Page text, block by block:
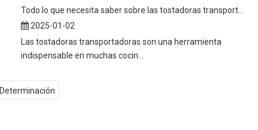
Todo lo que necesita saber sobre las tostadoras transportadoras
2025-01-02
Las tostadoras transportadoras son una herramienta
indispensable en muchas cocin...
Determinación